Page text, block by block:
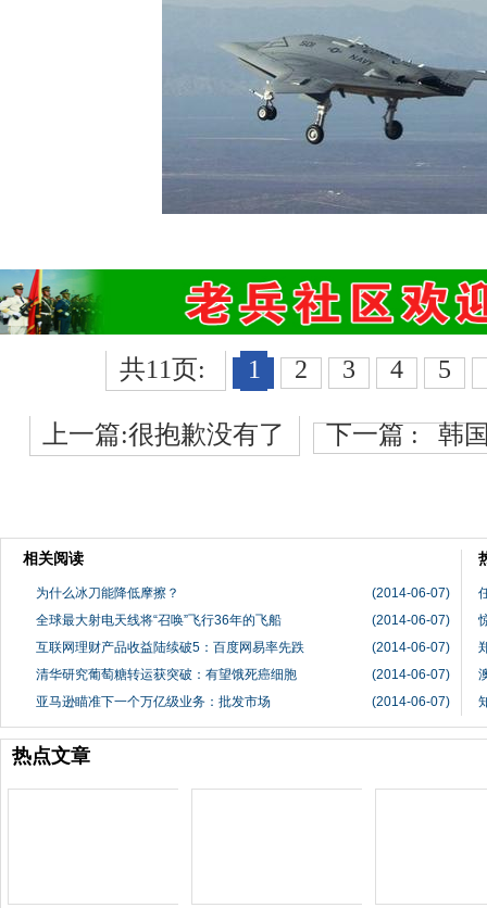
共11页: 1 2 3 4 5
上一篇:很抱歉没有了 下一篇 : 韩
相关阅读
(2014-06-07)
为什么冰刀能降低摩擦？
(2014-06-07)
全球最大射电天线将“召唤”飞行36年的飞船
(2014-06-07)
互联网理财产品收益陆续破5：百度网易率先跌
(2014-06-07)
清华研究葡萄糖转运获突破：有望饿死癌细胞
(2014-06-07)
亚马逊瞄准下一个万亿级业务：批发市场
热点文章